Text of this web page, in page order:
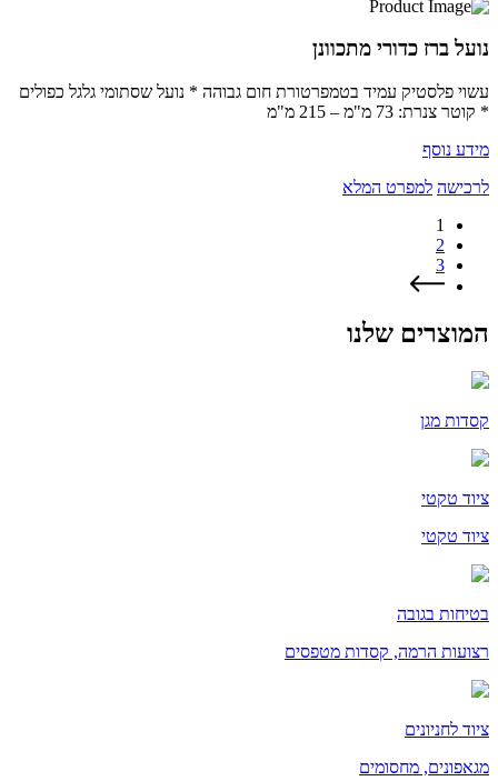
נועל ברז כדורי מתכוונן
עשוי פלסטיק עמיד בטמפרטורת חום גבוהה * נועל שסתומי גלגל כפולים
* קוטר צנרת: 73 מ"מ – 215 מ"מ
מידע נוסף
לרכישה למפרט המלא
1
2
3
המוצרים שלנו
קסדות מגן
ציוד טקטי
ציוד טקטי
בטיחות בגובה
רצועות הרמה, קסדות מטפסים
ציוד לחניונים
מגאפונים, מחסומים